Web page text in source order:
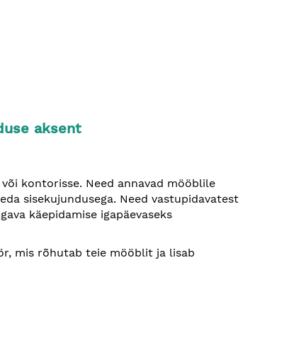
aksent
kontorisse. Need annavad mööblile
sisekujundusega. Need vastupidavatest
käepidamise igapäevaseks
mis rõhutab teie mööblit ja lisab